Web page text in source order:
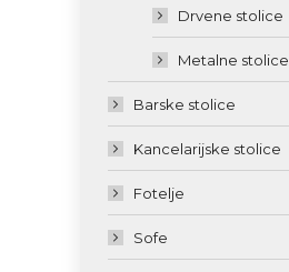
Drvene stolice
Metalne stolice
Barske stolice
Kancelarijske stolice
Fotelje
Sofe